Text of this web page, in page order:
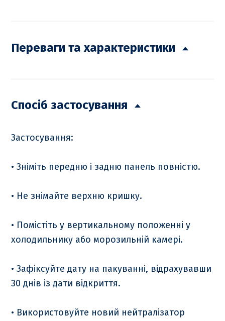
Переваги та характеристики
Спосіб застосування
Застосування:
• Зніміть передню і задню панель повністю.
• Не знімайте верхню кришку.
• Помістіть у вертикальному положенні у
холодильнику або морозильній камері.
• Зафіксуйте дату на пакуванні, відрахувавши
30 днів із дати відкриття.
• Використовуйте новий нейтралізатор